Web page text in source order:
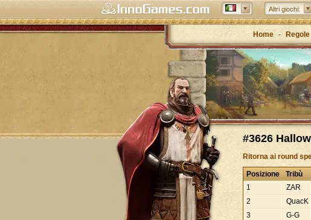
Altri giochi:
Home - Regole
#3626
Ritorna ai round
Posizione Tribù
1
ZAR
2
QuacK
3
G-G